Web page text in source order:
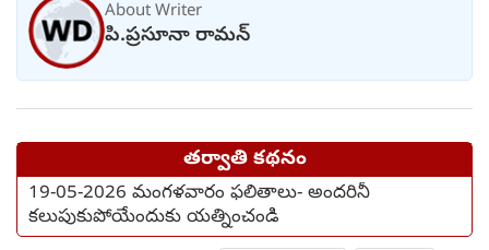
About Writer
పి.ప్రసూనా రామన్
తర్వాతి కథనం
19-05-2026 మంగళవారం ఫలితాలు- అందరినీ
కలుపుకుపోయేందుకు యత్నించండి